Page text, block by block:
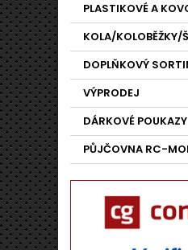
PLASTIKOVÉ A
KOLA/KOLOBĚŽKY/
DOPLŇKOVÝ
VÝPRODEJ
DÁRKOVÉ POUKAZY
PŮJČOVNA RC-